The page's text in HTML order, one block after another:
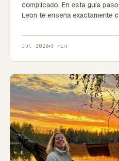
complicado. En esta guía
Leon te enseña exactamente
Jul 2026 3 min